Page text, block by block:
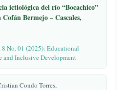
ictiológica del río “Bocachico”
Bermejo – Cascales,
No. 01 (2025): Educational
and Inclusive Development
Condo Torres,